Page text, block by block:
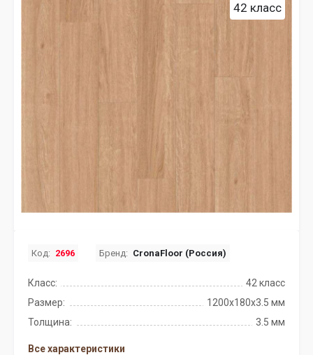
42 класс
Код: 2696 Бренд: CronaFloor (Россия)
Класс:
42 класс
Размер:
1200х180х3.5 мм
Толщина:
3.5 мм
Все характеристики